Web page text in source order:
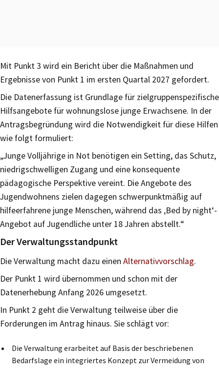
Mit Punkt 3 wird ein Bericht über die Maßnahmen und
Ergebnisse von Punkt 1 im ersten Quartal 2027 gefordert.
Die Datenerfassung ist Grundlage für zielgruppenspezifische
Hilfsangebote für wohnungslose junge Erwachsene. In der
Antragsbegründung wird die Notwendigkeit für diese Hilfen
wie folgt formuliert:
„Junge Volljährige in Not benötigen ein Setting, das Schutz,
niedrigschwelligen Zugang und eine konsequente
pädagogische Perspektive vereint. Die Angebote des
Jugendwohnens zielen dagegen schwerpunktmäßig auf
hilfeerfahrene junge Menschen, während das ‚Bed by night‘-
Angebot auf Jugendliche unter 18 Jahren abstellt.“
Der Verwaltungsstandpunkt
Die Verwaltung macht dazu einen Alternativvorschlag.
Der Punkt 1 wird übernommen und schon mit der
Datenerhebung Anfang 2026 umgesetzt.
In Punkt 2 geht die Verwaltung teilweise über die
Forderungen im Antrag hinaus. Sie schlägt vor:
Die Verwaltung erarbeitet auf Basis der beschriebenen
Bedarfslage ein integriertes Konzept zur Vermeidung von